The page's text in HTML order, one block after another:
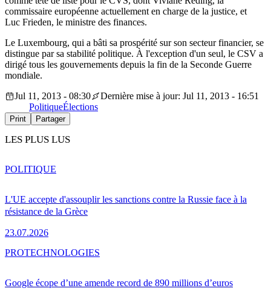
commissaire européenne actuellement en charge de la justice, et
Luc Frieden, le ministre des finances.
Le Luxembourg, qui a bâti sa prospérité sur son secteur financier, se
distingue par sa stabilité politique. À l'exception d'un seul, le CSV a
dirigé tous les gouvernements depuis la fin de la Seconde Guerre
mondiale.
Jul 11, 2013 - 08:30
Dernière mise à jour: Jul 11, 2013 - 16:51
PolitiqueÉlections
Print Partager
LES PLUS LUS
L'UE accepte d'assouplir les sanctions contre la Russie face à la
résistance de la Grèce
23.07.2026
POLITIQUE
Google écope d’une amende record de 890 millions d’euros
PROTECHNOLOGIES